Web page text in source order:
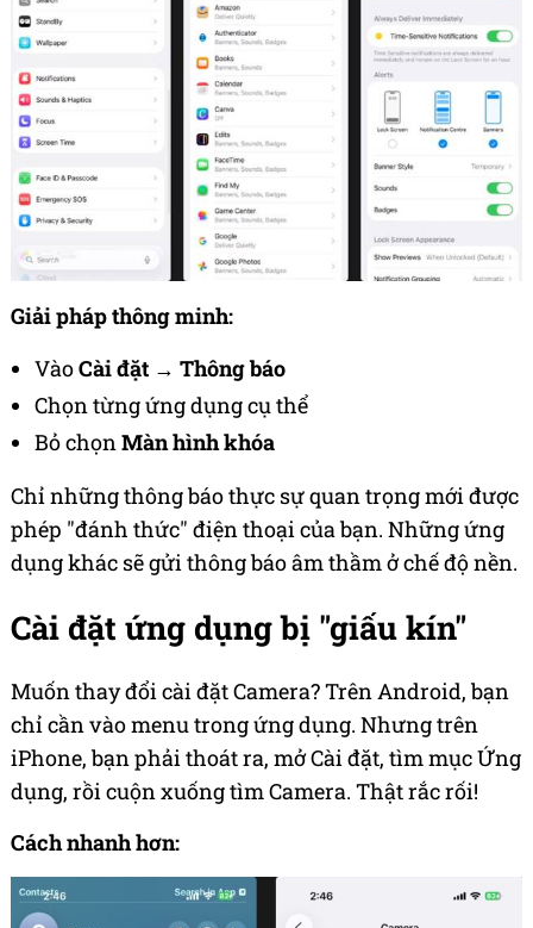
Giải pháp thông minh:
VàoCài đặt → Thông báo
Chọn từng ứng dụng cụ thể
Bỏ chọnMàn hình khóa
Chỉ những thông báo thực sự quan trọng mới được
phép "đánh thức" điện thoại của bạn. Những ứng
dụng khác sẽ gửi thông báo âm thầm ở chế độ nền.
Cài đặt ứng dụng bị "giấu kín"
Muốn thay đổi cài đặt Camera? Trên Android, bạn
chỉ cần vào menu trong ứng dụng. Nhưng trên
iPhone, bạn phải thoát ra, mở Cài đặt, tìm mục Ứng
dụng, rồi cuộn xuống tìm Camera. Thật rắc rối!
Cách nhanh hơn: